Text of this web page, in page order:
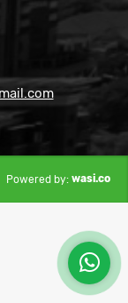
Powered by: wasi.co